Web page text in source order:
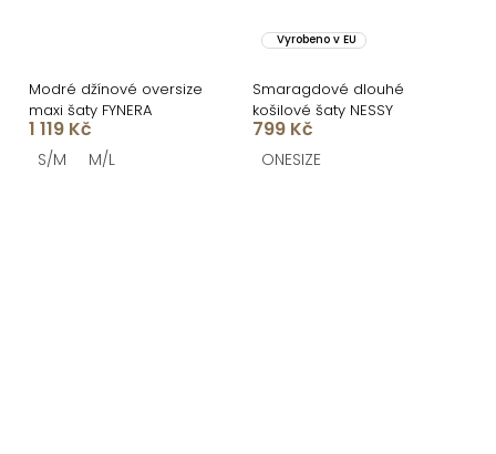
Modré džínové oversize
maxi šaty FYNERA
1 119 Kč
S/M M/L
Vyrobeno v EU
Smaragdové dlouhé
košilové šaty NESSY
799 Kč
ONESIZE